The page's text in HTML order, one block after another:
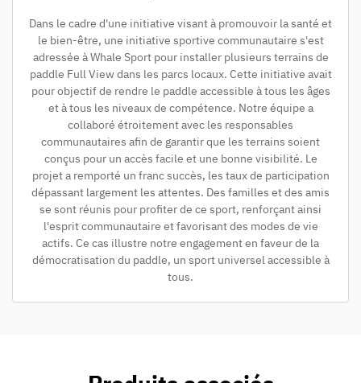
Dans le cadre d'une initiative visant à promouvoir la santé et
le bien-être, une initiative sportive communautaire s'est
adressée à Whale Sport pour installer plusieurs terrains de
paddle Full View dans les parcs locaux. Cette initiative avait
pour objectif de rendre le paddle accessible à tous les âges
et à tous les niveaux de compétence. Notre équipe a
collaboré étroitement avec les responsables
communautaires afin de garantir que les terrains soient
conçus pour un accès facile et une bonne visibilité. Le
projet a remporté un franc succès, les taux de participation
dépassant largement les attentes. Des familles et des amis
se sont réunis pour profiter de ce sport, renforçant ainsi
l'esprit communautaire et favorisant des modes de vie
actifs. Ce cas illustre notre engagement en faveur de la
démocratisation du paddle, un sport universel accessible à
tous.